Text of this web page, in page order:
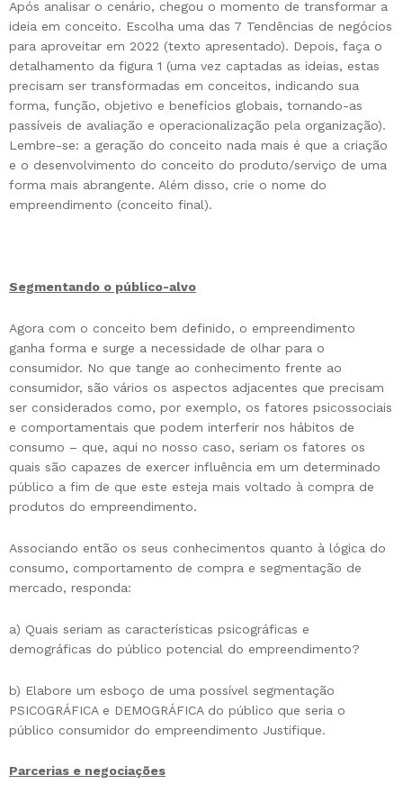
Após analisar o cenário, chegou o momento de transformar a
ideia em conceito. Escolha uma das 7 Tendências de negócios
para aproveitar em 2022 (texto apresentado). Depois, faça o
detalhamento da figura 1 (uma vez captadas as ideias, estas
precisam ser transformadas em conceitos, indicando sua
forma, função, objetivo e benefícios globais, tornando-as
passíveis de avaliação e operacionalização pela organização).
Lembre-se: a geração do conceito nada mais é que a criação
e o desenvolvimento do conceito do produto/serviço de uma
forma mais abrangente. Além disso, crie o nome do
empreendimento (conceito final).
Segmentando o público-alvo
Agora com o conceito bem definido, o empreendimento
ganha forma e surge a necessidade de olhar para o
consumidor. No que tange ao conhecimento frente ao
consumidor, são vários os aspectos adjacentes que precisam
ser considerados como, por exemplo, os fatores psicossociais
e comportamentais que podem interferir nos hábitos de
consumo – que, aqui no nosso caso, seriam os fatores os
quais são capazes de exercer influência em um determinado
público a fim de que este esteja mais voltado à compra de
produtos do empreendimento.
Associando então os seus conhecimentos quanto à lógica do
consumo, comportamento de compra e segmentação de
mercado, responda:
a) Quais seriam as características psicográficas e
demográficas do público potencial do empreendimento?
b) Elabore um esboço de uma possível segmentação
PSICOGRÁFICA e DEMOGRÁFICA do público que seria o
público consumidor do empreendimento Justifique.
Parcerias e negociações